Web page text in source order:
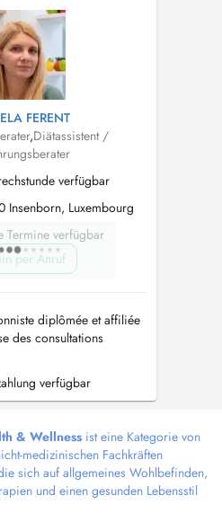
adult...
FERENT
,Diätassistent /
verfügbar
Insenborn, Luxembourg
Termine verfügbar
per Anruf
diplômée et affiliée
des consultations
à Luxembourg-
ainsi qu'en
le suivi. Forte de plus de
adult...
verfügbar
& Wellness ist eine Kategorie von
medizinischen Fachkräften
sich auf allgemeines Wohlbefinden,
und einen gesunden Lebensstil